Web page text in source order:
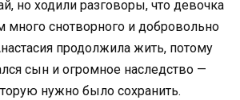
но ходили разговоры, что девочка
много снотворного и добровольно
продолжила жить, потому
сын и огромное наследство —
нужно было сохранить.